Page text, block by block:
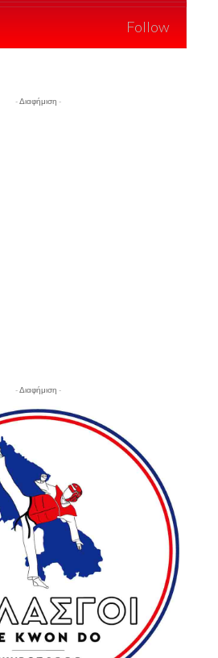
Follow
- Διαφήμιση -
- Διαφήμιση -